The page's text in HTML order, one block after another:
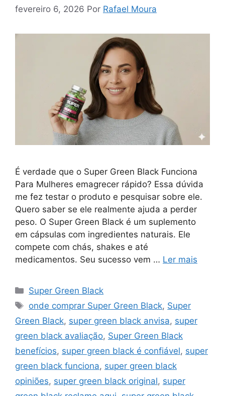
fevereiro 6, 2026 Por Rafael Moura
É verdade que o Super Green Black Funciona
Para Mulheres emagrecer rápido? Essa dúvida
me fez testar o produto e pesquisar sobre ele.
Quero saber se ele realmente ajuda a perder
peso. O Super Green Black é um suplemento
em cápsulas com ingredientes naturais. Ele
compete com chás, shakes e até
medicamentos. Seu sucesso vem … Ler mais
Categorias
Super Green Black
Tags
onde comprar Super Green Black, Super
Green Black, super green black anvisa, super
green black avaliação, Super Green Black
benefícios, super green black é confiável, super
green black funciona, super green black
opiniões, super green black original, super